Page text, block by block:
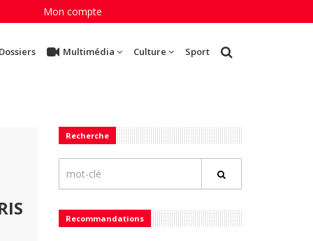
Mon compte
Multimédia Culture Sport
Recherche
Recommandations